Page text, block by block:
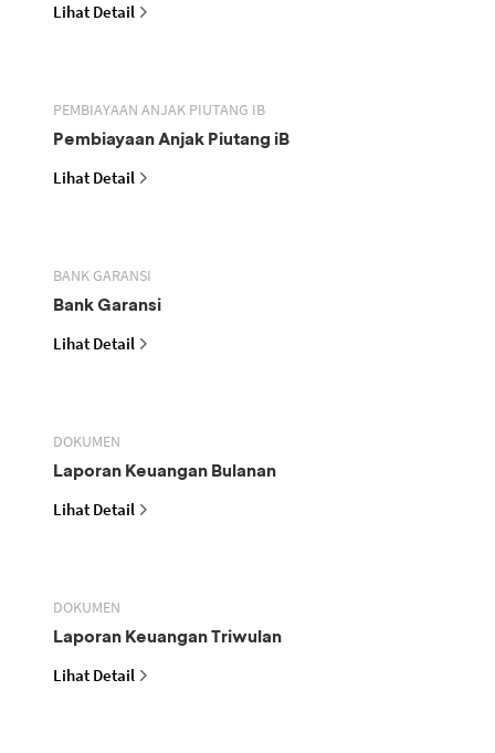
Lihat Detail
PEMBIAYAAN ANJAK PIUTANG IB
Pembiayaan Anjak Piutang iB
Lihat Detail
BANK GARANSI
Bank Garansi
Lihat Detail
DOKUMEN
Laporan Keuangan Bulanan
Lihat Detail
DOKUMEN
Laporan Keuangan Triwulan
Lihat Detail